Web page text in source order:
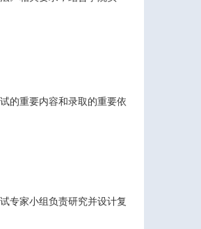
的重要内容和录取的重要依
专家小组负责研究并设计复